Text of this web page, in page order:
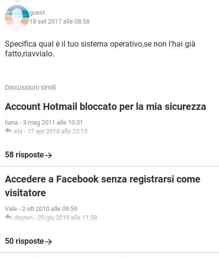
guest
18 set 2017 alle 08:58
Specifica qual è il tuo sistema operativo,se non l'hai già
fatto,riavvialo.
Discussioni simili
Account Hotmail bloccato per la mia sicurezza
liana - 3 mag 2011 alle 10:31
ela - 17 apr 2018 alle 23:13
58 risposte
Accedere a Facebook senza registrarsi come
visitatore
Vale - 2 ott 2010 alle 09:59
dsyren - 20 giu 2019 alle 11:58
50 risposte